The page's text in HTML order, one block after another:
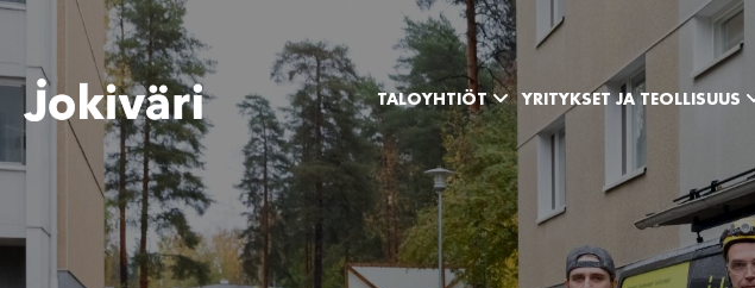
TALOYHTIÖT YRITYKSET JA TEOLLISUUS